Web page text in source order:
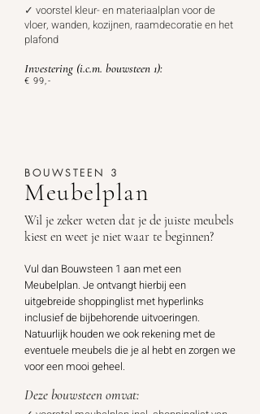
✓ voorstel kleur- en materiaalplan voor de
vloer, wanden, kozijnen, raamdecoratie en het
plafond
Investering (i.c.m. bouwsteen 1):
€ 99,-
BOUWSTEEN 3
Meubelplan
Wil je zeker weten dat je de juiste meubels
kiest en weet je niet waar te beginnen?
Vul dan Bouwsteen 1 aan met een
Meubelplan. Je ontvangt hierbij een
uitgebreide shoppinglist met hyperlinks
inclusief de bijbehorende uitvoeringen.
Natuurlijk houden we ook rekening met de
eventuele meubels die je al hebt en zorgen we
voor een mooi geheel.
Deze bouwsteen omvat: